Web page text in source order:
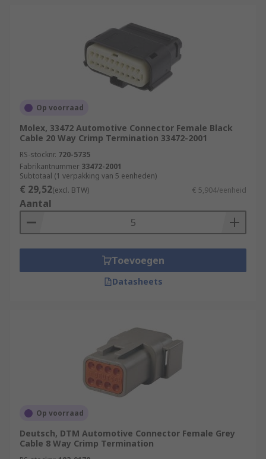
Op voorraad
Molex, 33472 Automotive Connector Female Black
Cable 20 Way Crimp Termination 33472-2001
RS-stocknr. 720-5735
Fabrikantnummer 33472-2001
Subtotaal (1 verpakking van 5 eenheden)
€ 29,52(excl. BTW) € 5,904/eenheid
Aantal
Toevoegen
Datasheets
Op voorraad
Deutsch, DTM Automotive Connector Female Grey
Cable 8 Way Crimp Termination